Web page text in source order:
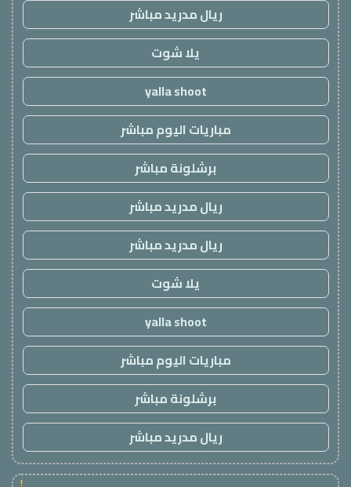
ريال مدريد مباشر
يلا شوت
yalla shoot
مباريات اليوم مباشر
برشلونة مباشر
ريال مدريد مباشر
ريال مدريد مباشر
يلا شوت
yalla shoot
مباريات اليوم مباشر
برشلونة مباشر
ريال مدريد مباشر
!